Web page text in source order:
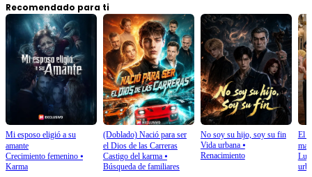
Recomendado para ti
Mi esposo eligió a su
amante
Crecimiento femenino ⦁
Karma
(Doblado) Nació para ser
el Dios de las Carreras
Castigo del karma⦁
Búsqueda de familiares
No soy su hijo, soy su fin
Vida urbana⦁
Renacimiento
El